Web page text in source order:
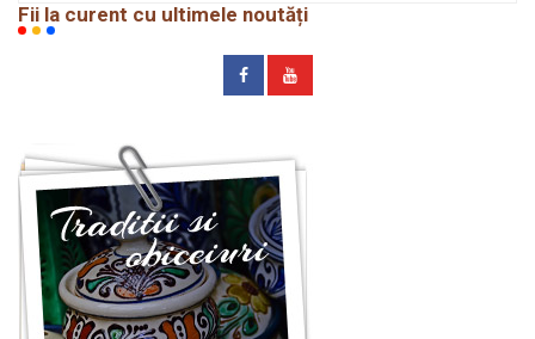
Fii la curent cu ultimele noutăți